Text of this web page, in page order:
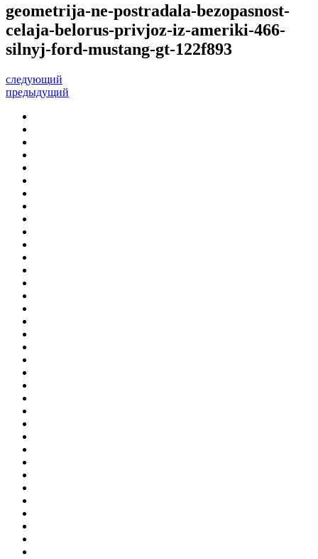
geometrija-ne-postradala-bezopasnost-
celaja-belorus-privjoz-iz-ameriki-466-
silnyj-ford-mustang-gt-122f893
следующий
предыдущий